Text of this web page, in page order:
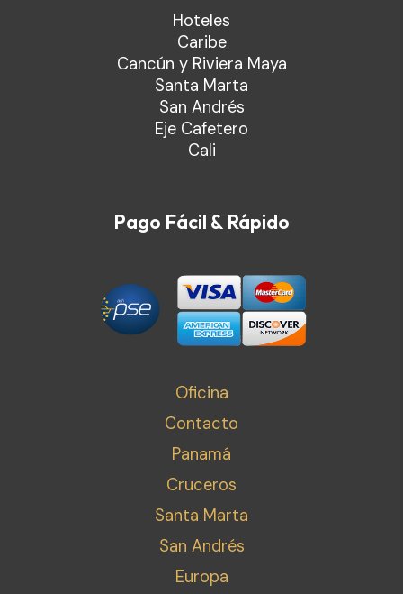
Hoteles
Caribe
Cancún y Riviera Maya
Santa Marta
San Andrés
Eje Cafetero
Cali
Pago Fácil & Rápido
Oficina
Contacto
Panamá
Cruceros
Santa Marta
San Andrés
Europa